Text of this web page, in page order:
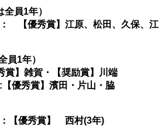
員1年）
【優秀賞】江原、松田、久保、江
員1年）
】雑賀・【奨励賞】川端
優秀賞】濱田・片山・脇
【優秀賞】 西村(3年)